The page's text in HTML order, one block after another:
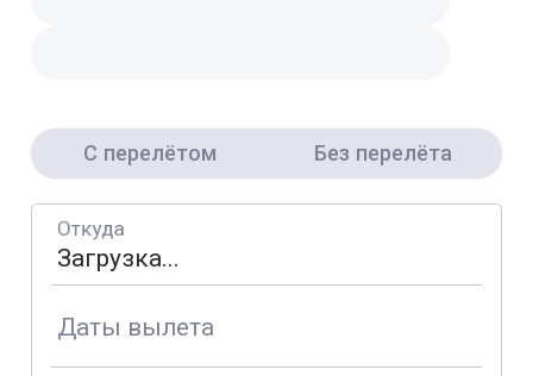
С перелётом Без перелёта
Откуда
Даты вылета